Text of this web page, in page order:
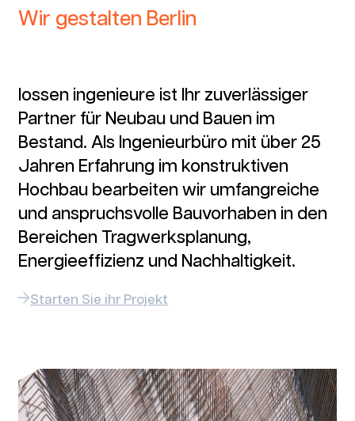
Wir gestalten Berlin
lossen ingenieure ist Ihr zuverlässiger
Partner für Neubau und Bauen im
Bestand. Als Ingenieurbüro mit über 25
Jahren Erfahrung im konstruktiven
Hochbau bearbeiten wir umfangreiche
und anspruchsvolle Bauvorhaben in den
Bereichen Tragwerksplanung,
Energieeffizienz und Nachhaltigkeit.
Starten Sie ihr Projekt